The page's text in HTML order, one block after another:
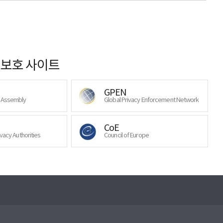
호 사이트
GPEN
Global Privacy Enforcement Network
Authorities
CoE
Council of Europe